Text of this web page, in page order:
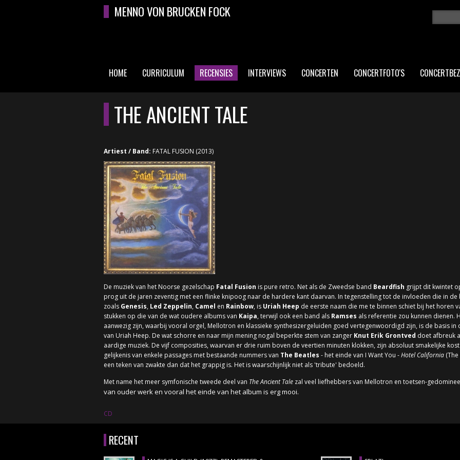
Overslaan en naar de algemene inhoud gaanMENNO VON BRUCKEN FOCK
HOOFDMENU
HOME CURRICULUM RECENSIES INTERVIEWS CONCERTEN CONCERTFOTO'S
THE ANCIENT TALE
Artiest / Band: FATAL FUSION (2013)
De muziek van het Noorse gezelschap Fatal Fusion is pure retro. Net als de Zweedse band Beardfish grijpt dit kwintet
prog uit de jaren zeventig met een flinke knipoog naar de hardere kant daarvan. In tegenstelling tot de invloeden die in
zoals Genesis, Led Zeppelin, Camel en Rainbow, is Uriah Heep de eerste naam die me te binnen schiet bij het horen
stukken op die van de wat oudere albums van Kaipa, terwijl ook een band als Ramses als referentie zou kunnen dienen.
aanwezig zijn, waarbij vooral orgel, Mellotron en klassieke synthesizergeluiden goed vertegenwoordigd zijn, is de basis in
van Uriah Heep. De wat schorre en naar mijn mening nogal beperkte stem van zanger Knut Erik Grontved doet afbreuk
aardige muziek. De vijf composities, waarvan er drie ruim boven de veertien minuten klokken, zijn absoluut smakelijke
gelijkenis van enkele passages met bestaande nummers van The Beatles - het einde van I Want You -Hotel California (The
een teken van zwakte dan dat het grappig is. Het is waarschijnlijk niet als 'tribute' bedoeld.
Met name het meer symfonische tweede deel van The Ancient Tale zal veel liefhebbers van Mellotron en toetsen-
van ouder werk en vooral het einde van het album is erg mooi.
CD
RECENT